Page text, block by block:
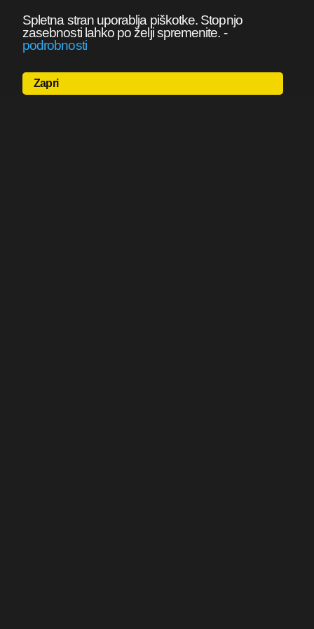
Spletna stran uporablja piškotke. Stopnjo
zasebnosti lahko po želji spremenite. -
podrobnosti
Zapri